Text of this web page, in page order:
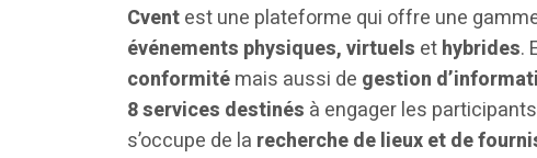
Cventest une plateforme qui offre une
événements physiques, virtuels ethybrides.
conformitémais aussi de gestion
8 services destinés à engager les
s’occupe de la recherche de lieux et de